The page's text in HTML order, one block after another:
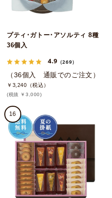
プティ･ガトー･アソルティ 8種
36個入
4.9 （269）
（36個入 通販でのご注文）
￥3,240（税込）
(税抜 ￥3,000)
16